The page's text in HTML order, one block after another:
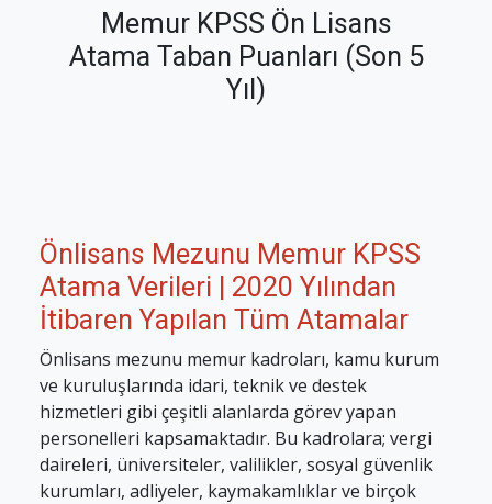
Memur KPSS Ön Lisans
Atama Taban Puanları (Son 5
Yıl)
Önlisans Mezunu Memur KPSS
Atama Verileri | 2020 Yılından
İtibaren Yapılan Tüm Atamalar
Önlisans mezunu memur kadroları, kamu kurum
ve kuruluşlarında idari, teknik ve destek
hizmetleri gibi çeşitli alanlarda görev yapan
personelleri kapsamaktadır. Bu kadrolara; vergi
daireleri, üniversiteler, valilikler, sosyal güvenlik
kurumları, adliyeler, kaymakamlıklar ve birçok